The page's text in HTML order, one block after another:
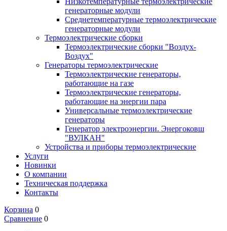
генераторные модули
Среднетемпературные термоэлектрические
генераторные модули
Термоэлектрические сборки
Термоэлектрические сборки "Воздух-
Воздух"
Генераторы термоэлектрические
Термоэлектрические генераторы,
работающие на газе
Термоэлектрические генераторы,
работающие на энергии пара
Универсальные термоэлектрические
генераторы
Генератор электроэнергии. Энергоковш
"ВУЛКАН"
Устройства и приборы термоэлектрические
Услуги
Новинки
О компании
Техническая поддержка
Контакты
Корзина 0
Сравнение 0